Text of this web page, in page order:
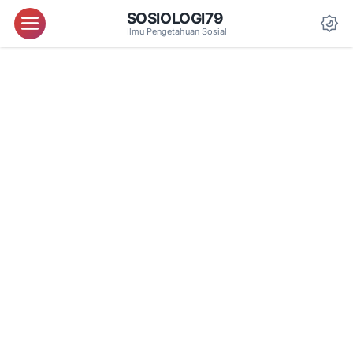
Menu SOSIOLOGI79
Ilmu Pengetahuan Sosial